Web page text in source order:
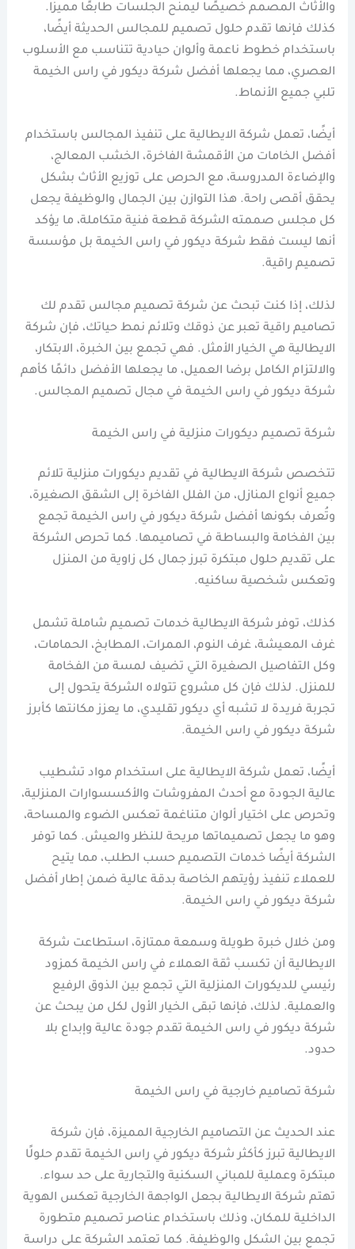
والأثاث المصمم خصيصًا ليمنح الجلسات طابعًا مميزًا.
كذلك فإنها تقدم حلول تصميم للمجالس الحديثة أيضًا،
باستخدام خطوط ناعمة وألوان حيادية تتناسب مع الأسلوب
العصري، مما يجعلها أفضل شركة ديكور في راس الخيمة
تلبي جميع الأنماط.
أيضًا، تعمل شركة الايطالية على تنفيذ المجالس باستخدام
أفضل الخامات من الأقمشة الفاخرة، الخشب المعالج،
والإضاءة المدروسة، مع الحرص على توزيع الأثاث بشكل
يحقق أقصى راحة. هذا التوازن بين الجمال والوظيفة يجعل
كل مجلس صممته الشركة قطعة فنية متكاملة، ما يؤكد
أنها ليست فقط شركة ديكور في راس الخيمة بل مؤسسة
تصميم راقية.
لذلك، إذا كنت تبحث عن شركة تصميم مجالس تقدم لك
تصاميم راقية تعبر عن ذوقك وتلائم نمط حياتك، فإن شركة
الايطالية هي الخيار الأمثل. فهي تجمع بين الخبرة، الابتكار،
والالتزام الكامل برضا العميل، ما يجعلها الأفضل دائمًا كأهم
شركة ديكور في راس الخيمة في مجال تصميم المجالس.
شركة تصميم ديكورات منزلية في راس الخيمة
تتخصص شركة الايطالية في تقديم ديكورات منزلية تلائم
جميع أنواع المنازل، من الفلل الفاخرة إلى الشقق الصغيرة،
وتُعرف بكونها أفضل شركة ديكور في راس الخيمة تجمع
بين الفخامة والبساطة في تصاميمها. كما تحرص الشركة
على تقديم حلول مبتكرة تبرز جمال كل زاوية من المنزل
وتعكس شخصية ساكنيه.
كذلك، توفر شركة الايطالية خدمات تصميم شاملة تشمل
غرف المعيشة، غرف النوم، الممرات، المطابخ، الحمامات،
وكل التفاصيل الصغيرة التي تضيف لمسة من الفخامة
للمنزل. لذلك فإن كل مشروع تتولاه الشركة يتحول إلى
تجربة فريدة لا تشبه أي ديكور تقليدي، ما يعزز مكانتها كأبرز
شركة ديكور في راس الخيمة.
أيضًا، تعمل شركة الايطالية على استخدام مواد تشطيب
عالية الجودة مع أحدث المفروشات والأكسسوارات المنزلية،
وتحرص على اختيار ألوان متناغمة تعكس الضوء والمساحة،
وهو ما يجعل تصميماتها مريحة للنظر والعيش. كما توفر
الشركة أيضًا خدمات التصميم حسب الطلب، مما يتيح
للعملاء تنفيذ رؤيتهم الخاصة بدقة عالية ضمن إطار أفضل
شركة ديكور في راس الخيمة.
ومن خلال خبرة طويلة وسمعة ممتازة، استطاعت شركة
الايطالية أن تكسب ثقة العملاء في راس الخيمة كمزود
رئيسي للديكورات المنزلية التي تجمع بين الذوق الرفيع
والعملية. لذلك، فإنها تبقى الخيار الأول لكل من يبحث عن
شركة ديكور في راس الخيمة تقدم جودة عالية وإبداع بلا
حدود.
شركة تصاميم خارجية في راس الخيمة
عند الحديث عن التصاميم الخارجية المميزة، فإن شركة
الايطالية تبرز كأكثر شركة ديكور في راس الخيمة تقدم حلولًا
مبتكرة وعملية للمباني السكنية والتجارية على حد سواء.
تهتم شركة الايطالية بجعل الواجهة الخارجية تعكس الهوية
الداخلية للمكان، وذلك باستخدام عناصر تصميم متطورة
تجمع بين الشكل والوظيفة. كما تعتمد الشركة على دراسة